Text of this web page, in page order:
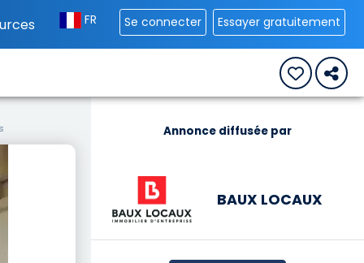
FR Se connecter Essayer gratuitement
Annonce diffusée par
BAUX LOCAUX